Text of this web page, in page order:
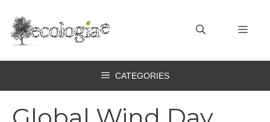
contenuto
CATEGORIES